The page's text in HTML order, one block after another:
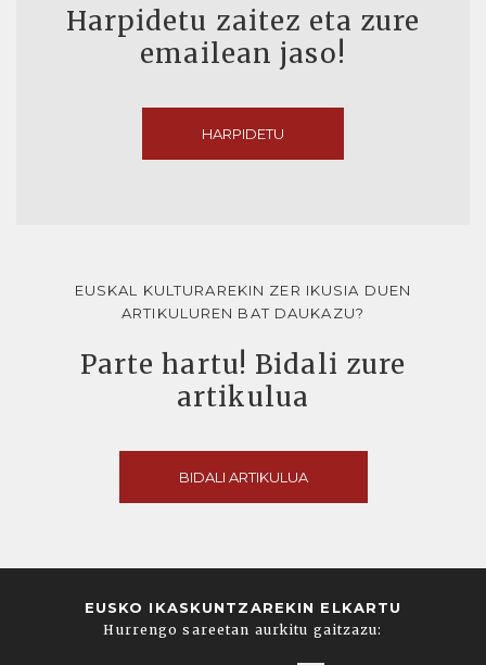
Harpidetu zaitez eta zure
emailean jaso!
HARPIDETU
EUSKAL KULTURAREKIN ZER IKUSIA DUEN
ARTIKULUREN BAT DAUKAZU?
Parte hartu! Bidali zure
artikulua
BIDALI ARTIKULUA
EUSKO IKASKUNTZAREKIN ELKARTU
Hurrengo sareetan aurkitu gaitzazu: